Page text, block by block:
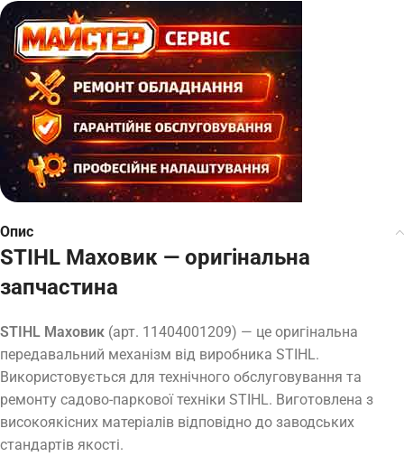
Опис
STIHL Маховик — оригінальна
запчастина
STIHL Маховик (арт. 11404001209) — це оригінальна
передавальний механізм від виробника STIHL.
Використовується для технічного обслуговування та
ремонту садово-паркової техніки STIHL. Виготовлена з
високоякісних матеріалів відповідно до заводських
стандартів якості.